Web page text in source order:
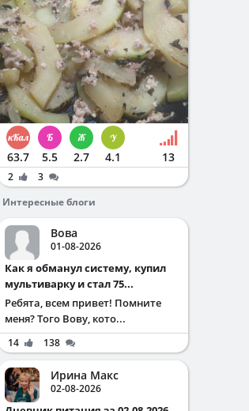
63.7 5.5 2.7 4.1 13
2
3
Интересные блоги
Вова
01-08-2026
Как я обманул систему, купил
мультиварку и стал 75...
Ребята, всем привет! Помните
меня? Того Вову, кото...
14 138
Ирина Макс
02-08-2026